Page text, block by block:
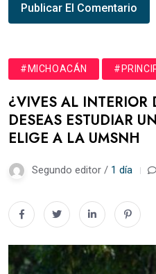
#MICHOACÁN
¿VIVES AL INTERIOR
DESEAS ESTUDIAR
ELIGE A LA UMSNH
Segundo editor / 1 día